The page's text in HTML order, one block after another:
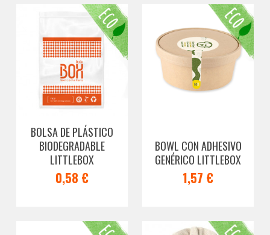
BOLSA DE PLÁSTICO
BIODEGRADABLE
LITTLEBOX
0,58 €
BOWL CON ADHESIVO
GENÉRICO LITTLEBOX
1,57 €